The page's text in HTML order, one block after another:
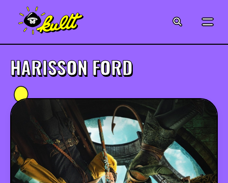
MUSIQUE
CRÉATION
ART
HARISSON FORD